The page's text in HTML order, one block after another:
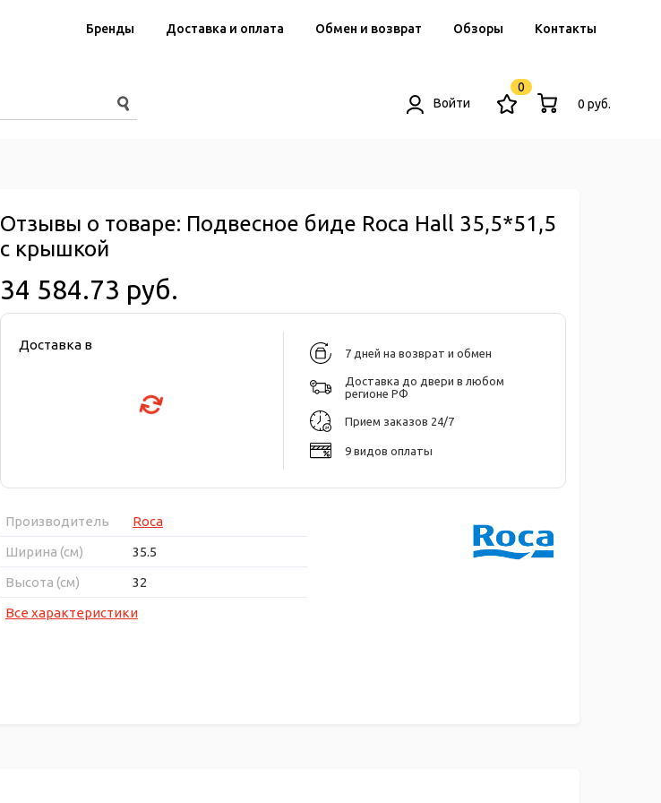
Бренды Доставка и оплата Обмен и возврат Обзоры Контакты
Войти
0
0 руб.
Отзывы о товаре: Подвесное биде Roca Hall 35,5*51,5
с крышкой
34 584.73 руб.
Доставка в
7 дней на возврат и обмен
Доставка до двери в любом
регионе РФ
Прием заказов 24/7
9 видов оплаты
Производитель
Roca
Ширина (см)
35.5
Высота (см)
32
Все характеристики